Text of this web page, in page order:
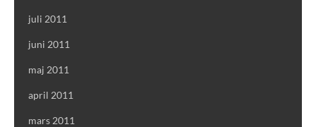
juli 2011
juni 2011
maj 2011
april 2011
mars 2011